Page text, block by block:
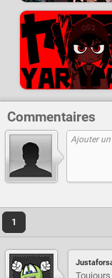
Commentaires
1